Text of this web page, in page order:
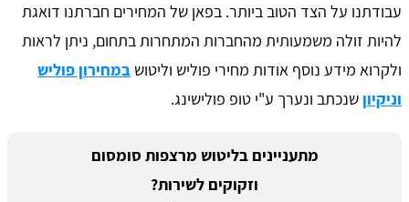
עבודתנו על הצד הטוב ביותר. בפאן של המחירים חברתנו דואגת
להיות זולה משמעותית מהחברות המתחרות בתחום, ניתן לראות
ולקרוא מידע נוסף אודות מחירי פוליש וליטוש במחירון פוליש
וניקיון שנכתב ונערך ע"י טופ פולישינג.
מתעניינים בליטוש מרצפות סומסום
וזקוקים לשירות?